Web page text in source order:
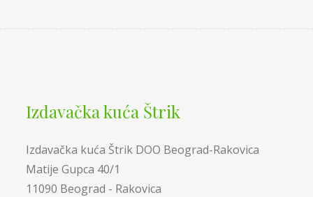
Izdavačka kuća Štrik
Izdavačka kuća Štrik DOO Beograd-Rakovica
Matije Gupca 40/1
11090 Beograd - Rakovica